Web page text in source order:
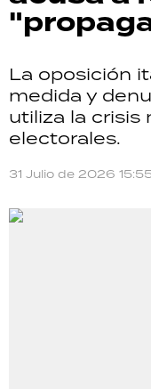
La oposición
medida y
utiliza la crisis
electorales.
31 Julio de 2026